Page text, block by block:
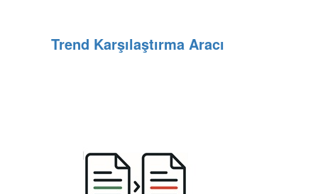
Trend Karşılaştırma Aracı